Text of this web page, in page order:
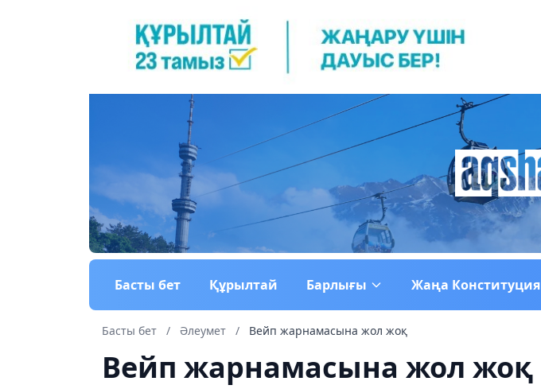
Басты бет Құрылтай Барлығы Жаңа Конституция
Басты бет / Әлеумет / Вейп жарнамасына жол жоқ
Вейп жарнамасына жол жоқ